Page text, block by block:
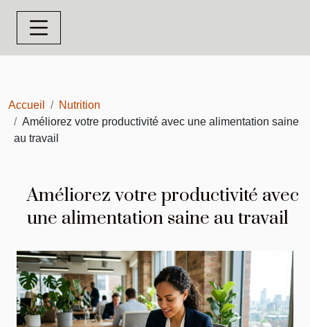
Accueil
Nutrition
Améliorez votre productivité avec une alimentation saine
au travail
Améliorez votre productivité avec
une alimentation saine au travail